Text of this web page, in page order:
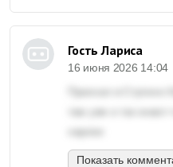
Гость Лариса
16 июня 2026 14:04
Приехал в Ступино
там уже и так
нарики
Показать